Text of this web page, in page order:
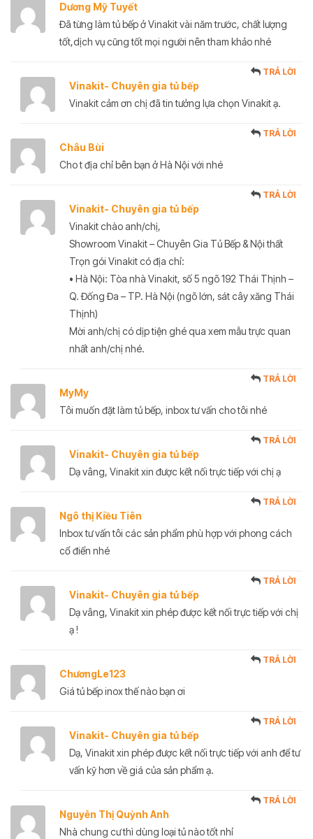
Dương Mỹ Tuyết
Đã từng làm tủ bếp ở Vinakit vài năm trước, chất lượng
tốt,dịch vụ cũng tốt mọi người nên tham khảo nhé
Vinakit- Chuyên gia tủ bếp
TRẢ LỜI
Vinakit cảm ơn chị đã tin tưởng lựa chọn Vinakit ạ.
Châu Bùi
TRẢ LỜI
Cho t địa chỉ bên bạn ở Hà Nội với nhé
Vinakit- Chuyên gia tủ bếp
TRẢ LỜI
Vinakit chào anh/chị,
Showroom Vinakit – Chuyên Gia Tủ Bếp & Nội thất
Trọn gói Vinakit có địa chỉ:
• Hà Nội: Tòa nhà Vinakit, số 5 ngõ 192 Thái Thịnh –
Q. Đống Đa – TP. Hà Nội (ngõ lớn, sát cây xăng Thái
Thịnh)
Mời anh/chị có dịp tiện ghé qua xem mẫu trực quan
nhất anh/chị nhé.
MyMy
TRẢ LỜI
Tôi muốn đặt làm tủ bếp, inbox tư vấn cho tôi nhé
Vinakit- Chuyên gia tủ bếp
TRẢ LỜI
Dạ vâng, Vinakit xin được kết nối trực tiếp với chị ạ
Ngô thị Kiều Tiên
TRẢ LỜI
Inbox tư vấn tôi các sản phẩm phù hợp với phong cách
cổ điển nhé
Vinakit- Chuyên gia tủ bếp
TRẢ LỜI
Dạ vâng, Vinakit xin phép được kết nối trực tiếp với chị
ạ !
ChươngLe123
TRẢ LỜI
Giá tủ bếp inox thế nào bạn ơi
Vinakit- Chuyên gia tủ bếp
TRẢ LỜI
Dạ, Vinakit xin phép được kết nối trực tiếp với anh để tư
vấn kỹ hơn về giá của sản phẩm ạ.
Nguyễn Thị Quỳnh Anh
TRẢ LỜI
Nhà chung cư thì dùng loại tủ nào tốt nhỉ